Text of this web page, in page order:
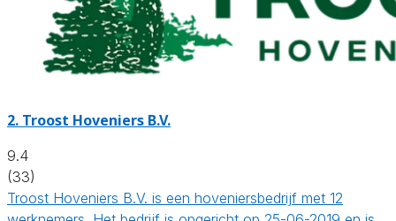
2. Troost Hoveniers B.V.
9.4
(33)
Troost Hoveniers B.V. is een hoveniersbedrijf met 12